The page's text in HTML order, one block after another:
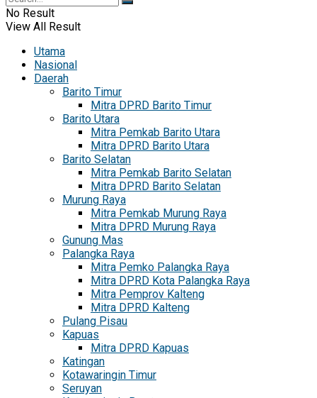
No Result
View All Result
Utama
Nasional
Daerah
Barito Timur
Mitra DPRD Barito Timur
Barito Utara
Mitra Pemkab Barito Utara
Mitra DPRD Barito Utara
Barito Selatan
Mitra Pemkab Barito Selatan
Mitra DPRD Barito Selatan
Murung Raya
Mitra Pemkab Murung Raya
Mitra DPRD Murung Raya
Gunung Mas
Palangka Raya
Mitra Pemko Palangka Raya
Mitra DPRD Kota Palangka Raya
Mitra Pemprov Kalteng
Mitra DPRD Kalteng
Pulang Pisau
Kapuas
Mitra DPRD Kapuas
Katingan
Kotawaringin Timur
Seruyan